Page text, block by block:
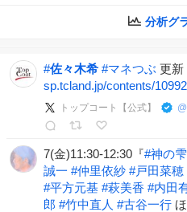
分析グ
#佐々木希 #マネつぶ 更新
sp.tcland.jp/contents/
トップコート【公式】 @
7(金)11:30-12:30『#神の雫
誠一 #仲里依紗 #戸田菜穂
#平方元基 #萩美香 #内田
郎 #竹中直人 #古谷一行